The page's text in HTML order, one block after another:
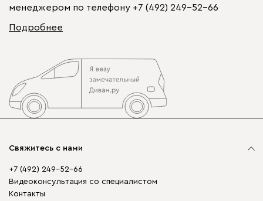
менеджером по телефону +7 (492) 249-52-66
Подробнее
Свяжитесь с нами
+7 (492) 249-52-66
Видеоконсультация со специалистом
Контакты